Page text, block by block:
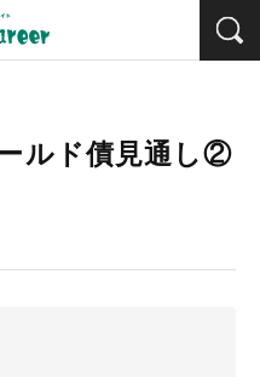
ルド債見通し②